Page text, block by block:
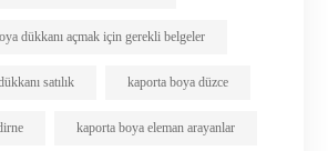
dükkanı açmak için gerekli belgeler
satılık kaporta boya düzce
kaporta boya eleman arayanlar